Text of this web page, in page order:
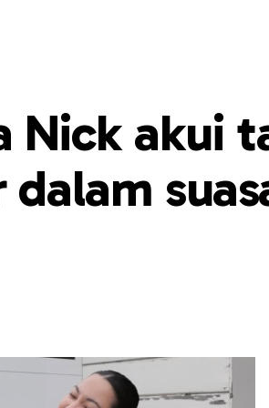
Nick akui